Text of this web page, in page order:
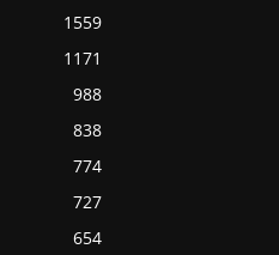
1559
1171
988
838
774
727
654